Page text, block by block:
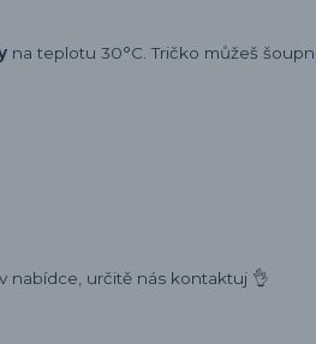
na teplotu 30°C. Tričko můžeš
nabídce, určitě nás kontaktuj 👌